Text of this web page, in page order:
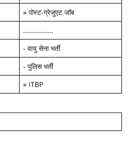
» पोस्ट-ग्रेजुएट जॉब
...............
- वायु सेना भर्ती
- पुलिस भर्ती
» ITBP